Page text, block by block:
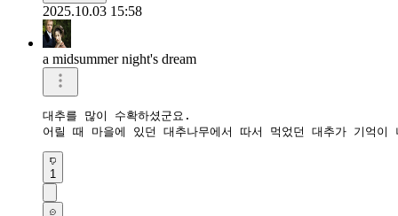
2025.10.03 15:58
a midsummer night's dream
대추를 많이 수확하셨군요.
어릴 때 마을에 있던 대추나무에서 따서 먹었던 대추가 기억
1